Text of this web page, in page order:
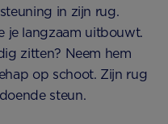
in zijn rug.
je langzaam uitbouwt.
zitten? Neem hem
op schoot. Zijn rug
steun.